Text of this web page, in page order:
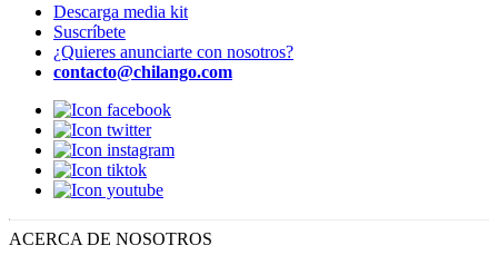
Descarga media kit
Suscríbete
¿Quieres anunciarte con nosotros?
contacto@chilango.com
ACERCA DE NOSOTROS